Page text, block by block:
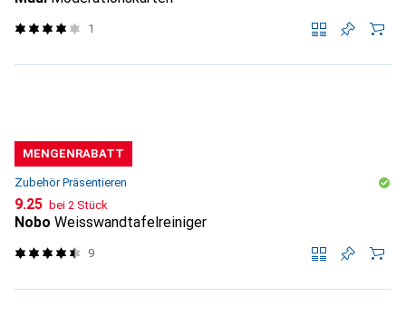
1
MENGENRABATT
Zubehör Präsentieren
CHF
9.25 bei 2 Stück
Nobo Weisswandtafelreiniger
9